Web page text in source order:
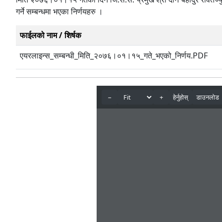
गर्ने सम्बन्धमा भएका निर्णयहरु ।
फाईलको नाम / शिर्षक
एयरलाइन्स_सम्बन्धी_मिति_२०७६।०१।१५_गते_भएको_निर्णय.PDF